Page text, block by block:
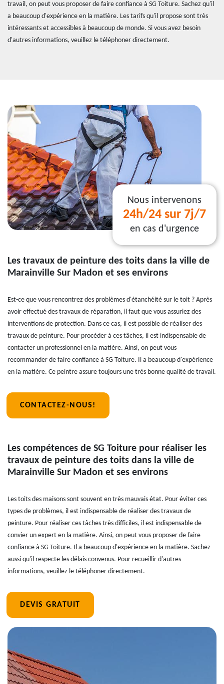
travail, on peut vous proposer de faire confiance à SG Toiture. Sachez qu'il
a beaucoup d'expérience en la matière. Les tarifs qu'il propose sont très
intéressants et accessibles à beaucoup de monde. Si vous avez besoin
d'autres informations, veuillez le téléphoner directement.
Nous intervenons
24h/24 sur 7j/7
en cas d'urgence
Les travaux de peinture des toits dans la ville de
Marainville Sur Madon et ses environs
Est-ce que vous rencontrez des problèmes d'étanchéité sur le toit ? Après
avoir effectué des travaux de réparation, il faut que vous assuriez des
interventions de protection. Dans ce cas, il est possible de réaliser des
travaux de peinture. Pour procéder à ces tâches, il est indispensable de
contacter un professionnel en la matière. Ainsi, on peut vous
recommander de faire confiance à SG Toiture. Il a beaucoup d'expérience
en la matière. Ce peintre assure toujours une très bonne qualité de travail.
CONTACTEZ-NOUS!
Les compétences de SG Toiture pour réaliser les
travaux de peinture des toits dans la ville de
Marainville Sur Madon et ses environs
Les toits des maisons sont souvent en très mauvais état. Pour éviter ces
types de problèmes, il est indispensable de réaliser des travaux de
peinture. Pour réaliser ces tâches très difficiles, il est indispensable de
convier un expert en la matière. Ainsi, on peut vous proposer de faire
confiance à SG Toiture. Il a beaucoup d'expérience en la matière. Sachez
aussi qu'il respecte les délais convenus. Pour recueillir d'autres
informations, veuillez le téléphoner directement.
DEVIS GRATUIT